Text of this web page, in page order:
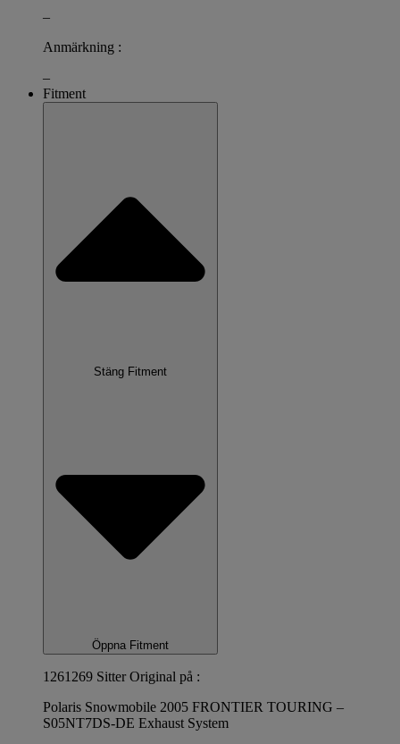
–
Anmärkning :
–
Fitment
Stäng Fitment
Öppna Fitment
1261269 Sitter Original på :
Polaris Snowmobile 2005 FRONTIER TOURING –
S05NT7DS-DE Exhaust System